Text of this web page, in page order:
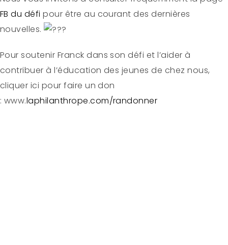
FB du défi pour être au courant des dernières
nouvelles.
Pour soutenir Franck dans son défi et l’aider à
contribuer à l’éducation des jeunes de chez nous,
cliquer ici pour faire un don
: www.laphilanthrope.com/randonner